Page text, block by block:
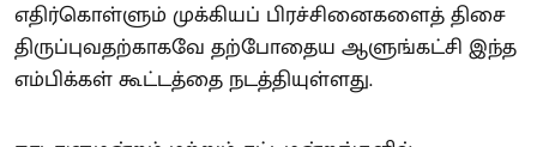
எதிர்கொள்ளும் முக்கியப் பிரச்சினைகளைத் திசை
திருப்புவதற்காகவே தற்போதைய ஆளுங்கட்சி இந்த
எம்பிக்கள் கூட்டத்தை நடத்தியுள்ளது.